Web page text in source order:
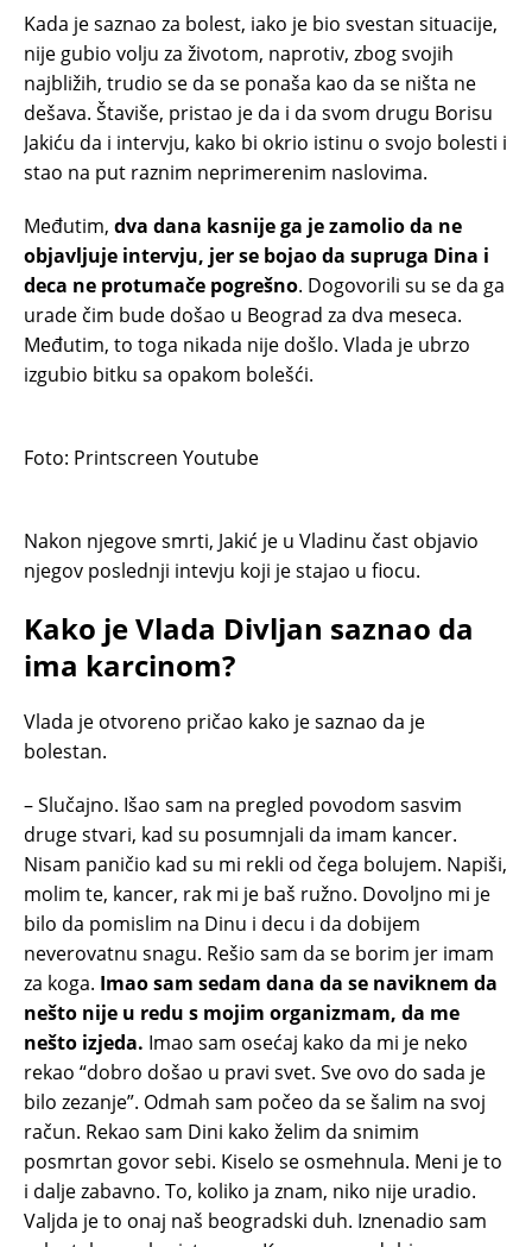
Kada je saznao za bolest, iako je bio svestan situacije,
nije gubio volju za životom, naprotiv, zbog svojih
najbližih, trudio se da se ponaša kao da se ništa ne
dešava. Štaviše, pristao je da i da svom drugu Borisu
Jakiću da i intervju, kako bi okrio istinu o svojo bolesti i
stao na put raznim neprimerenim naslovima.
Međutim, dva dana kasnije ga je zamolio da ne
objavljuje intervju, jer se bojao da supruga Dina i
deca ne protumače pogrešno. Dogovorili su se da ga
urade čim bude došao u Beograd za dva meseca.
Međutim, to toga nikada nije došlo. Vlada je ubrzo
izgubio bitku sa opakom bolešći.
Foto: Printscreen Youtube
Nakon njegove smrti, Jakić je u Vladinu čast objavio
njegov poslednji intevju koji je stajao u fiocu.
Kako je Vlada Divljan saznao da
ima karcinom?
Vlada je otvoreno pričao kako je saznao da je
bolestan.
– Slučajno. Išao sam na pregled povodom sasvim
druge stvari, kad su posumnjali da imam kancer.
Nisam paničio kad su mi rekli od čega bolujem. Napiši,
molim te, kancer, rak mi je baš ružno. Dovoljno mi je
bilo da pomislim na Dinu i decu i da dobijem
neverovatnu snagu. Rešio sam da se borim jer imam
za koga. Imao sam sedam dana da se naviknem da
nešto nije u redu s mojim organizmam, da me
nešto izjeda. Imao sam osećaj kako da mi je neko
rekao “dobro došao u pravi svet. Sve ovo do sada je
bilo zezanje”. Odmah sam počeo da se šalim na svoj
račun. Rekao sam Dini kako želim da snimim
posmrtan govor sebi. Kiselo se osmehnula. Meni je to
i dalje zabavno. To, koliko ja znam, niko nije uradio.
Valjda je to onaj naš beogradski duh. Iznenadio sam